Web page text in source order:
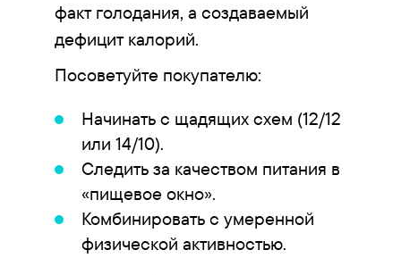
факт голодания, а создаваемый
дефицит калорий.
Посоветуйте покупателю:
Начинать с щадящих схем (12/12
или 14/10).
Следить за качеством питания в
«пищевое окно».
Комбинировать с умеренной
физической активностью.